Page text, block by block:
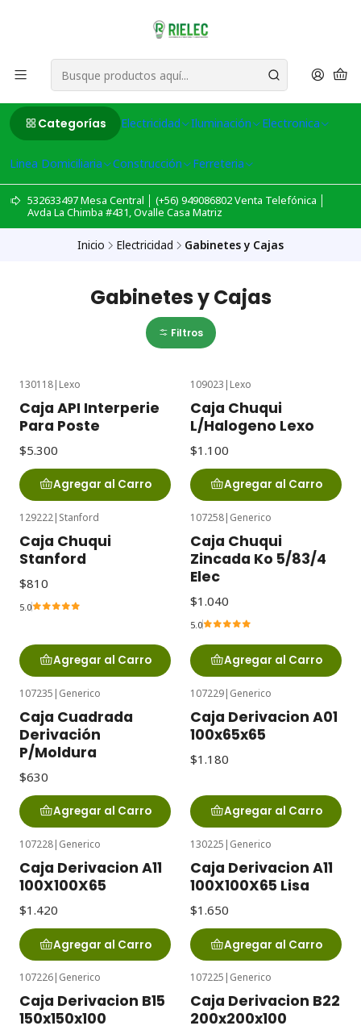
Categorías Electricidad Iluminación Electronica
Linea Domiciliaria Construcción Ferreteria
532633497 Mesa Central │ (+56) 949086802 Venta Telefónica │
Avda La Chimba #431, Ovalle Casa Matriz
Inicio Electricidad Gabinetes y Cajas
Gabinetes y Cajas
Filtros
130118| Lexo
Caja API Interperie
Para Poste
$5.300
Agregar al Carro
109023 | Lexo
Caja Chuqui
L/Halogeno Lexo
$1.100
Agregar al Carro
129222| Stanford
Caja Chuqui
Stanford
$810
5.0
Agregar al Carro
107258| Generico
Caja Chuqui
Zincada Ko 5/83/4
Elec
$1.040
5.0
Agregar al Carro
107235 | Generico
Caja Cuadrada
Derivación
P/Moldura
$630
Agregar al Carro
107229| Generico
Caja Derivacion A01
100x65x65
$1.180
Agregar al Carro
107228| Generico
Caja Derivacion A11
100X100X65
$1.420
Agregar al Carro
130225 | Generico
Caja Derivacion A11
100X100X65 Lisa
$1.650
Agregar al Carro
107226| Generico
Caja Derivacion B15
150x150x100
107225 | Generico
Caja Derivacion B22
200x200x100